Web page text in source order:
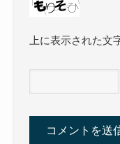
上に表示された文